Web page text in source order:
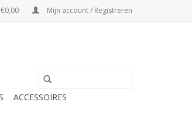
Mijn account / Registreren
ACCESSOIRES